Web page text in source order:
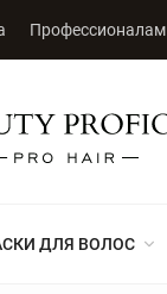
Профессионалам
ДЛЯ ВОЛОС